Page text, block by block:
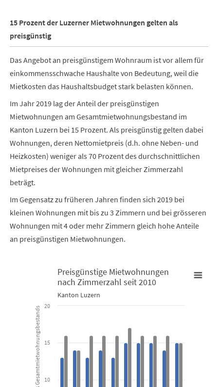
15 Prozent der Luzerner Mietwohnungen gelten als
preisgünstig
Das Angebot an preisgünstigem Wohnraum ist vor allem für
einkommensschwache Haushalte von Bedeutung, weil die
Mietkosten das Haushaltsbudget stark belasten können.
Im Jahr 2019 lag der Anteil der preisgünstigen
Mietwohnungen am Gesamtmietwohnungsbestand im
Kanton Luzern bei 15 Prozent. Als preisgünstig gelten dabei
Wohnungen, deren Nettomietpreis (d.h. ohne Neben- und
Heizkosten) weniger als 70 Prozent des durchschnittlichen
Mietpreises der Wohnungen mit gleicher Zimmerzahl
beträgt.
Im Gegensatz zu früheren Jahren finden sich 2019 bei
kleinen Wohnungen mit bis zu 3 Zimmern und bei grösseren
Wohnungen mit 4 oder mehr Zimmern gleich hohe Anteile
an preisgünstigen Mietwohnungen.
Preisgünstige Mietwohnungen nach Zimmerzahl seit 2010
Bar chart with 2 data series.
Kanton Luzern
View as data table, Preisgünstige Mietwohnungen nach
The chart has 1 X axis displaying categories.
The chart has 1 Y axis displaying in Prozent des
in Prozent des Gesamtmietwohnungsbestands
Preisgünstige Mietwohnungen
nach Zimmerzahl seit 2010
Kanton Luzern
10
15
20